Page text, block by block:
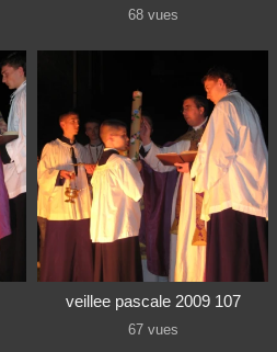
68 vues
veillee pascale 2009 107
67 vues